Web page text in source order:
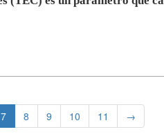
7 8 9 10 11 →